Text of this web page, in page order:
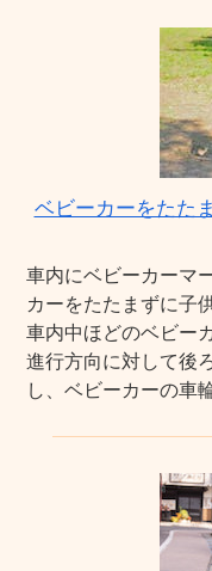
ベビーカーをたた
車内にベビーカーマ
カーをたたまずに子
車内中ほどのベビー
進行方向に対して後
し、ベビーカーの車